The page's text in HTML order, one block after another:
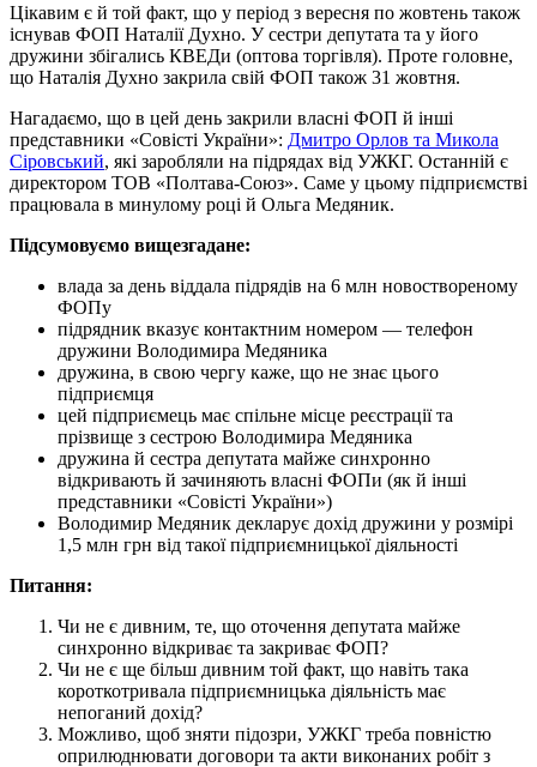
Цікавим є й той факт, що у період з вересня по жовтень також
існував ФОП Наталії Духно. У сестри депутата та у його
дружини збігались КВЕДи (оптова торгівля). Проте головне,
що Наталія Духно закрила свій ФОП також 31 жовтня.
Нагадаємо, що в цей день закрили власні ФОП й інші
представники «Совісті України»: Дмитро Орлов та Микола
Сіровський, які заробляли на підрядах від УЖКГ. Останній є
директором ТОВ «Полтава-Союз». Саме у цьому підприємстві
працювала в минулому році й Ольга Медяник.
Підсумовуємо вищезгадане:
влада за день віддала підрядів на 6 млн новоствореному
ФОПу
підрядник вказує контактним номером — телефон
дружини Володимира Медяника
дружина, в свою чергу каже, що не знає цього
підприємця
цей підприємець має спільне місце реєстрації та
прізвище з сестрою Володимира Медяника
дружина й сестра депутата майже синхронно
відкривають й зачиняють власні ФОПи (як й інші
представники «Совісті України»)
Володимир Медяник декларує дохід дружини у розмірі
1,5 млн грн від такої підприємницької діяльності
Питання:
Чи не є дивним, те, що оточення депутата майже
синхронно відкриває та закриває ФОП?
Чи не є ще більш дивним той факт, що навіть така
короткотривала підприємницька діяльність має
непоганий дохід?
Можливо, щоб зняти підозри, УЖКГ треба повністю
оприлюднювати договори та акти виконаних робіт з